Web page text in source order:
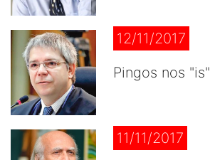
12/11/2017
Pingos nos "is"
11/11/2017